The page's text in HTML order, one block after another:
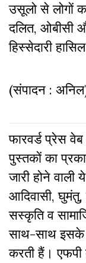
उसूलो से लोगों
दलित, ओबीसी
हिस्सेदारी
(संपादन :
फारवर्ड प्रेस वेब
पुस्‍तकों का
जारी होने
आदिवासी, घुमंतु,
सस्‍क‍ृति व
साथ-साथ इसके
करती हैं।